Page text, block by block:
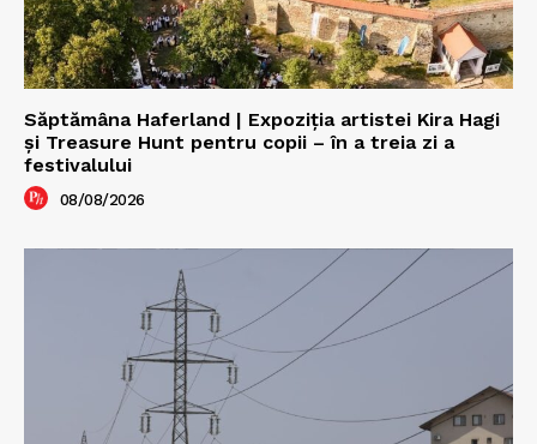
Săptămâna Haferland | Expoziţia artistei Kira Hagi
şi Treasure Hunt pentru copii – în a treia zi a
festivalului
08/08/2026